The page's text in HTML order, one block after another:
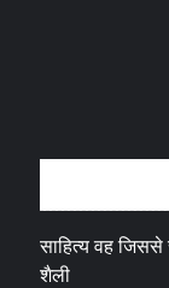
साहित्य वह
शैली